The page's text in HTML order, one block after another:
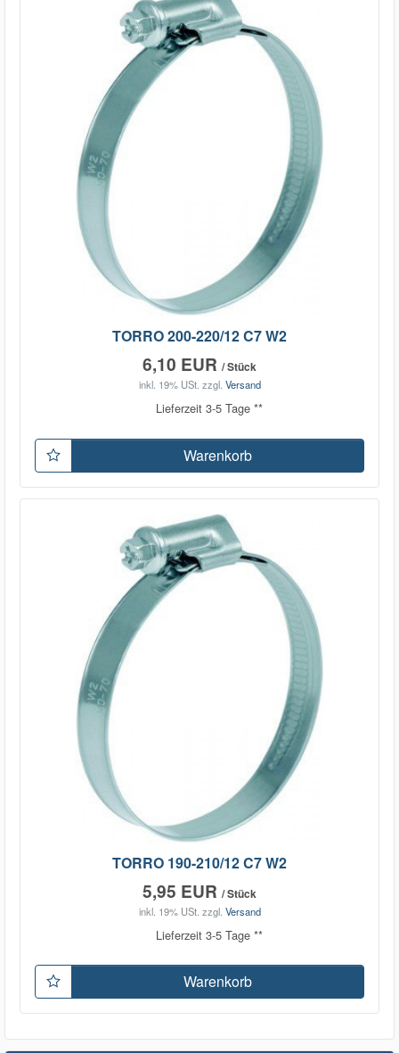
TORRO 200-220/12 C7 W2
6,10 EUR / Stück
inkl. 19% USt. zzgl. Versand
Lieferzeit 3-5 Tage **
Warenkorb
TORRO 190-210/12 C7 W2
5,95 EUR / Stück
inkl. 19% USt. zzgl. Versand
Lieferzeit 3-5 Tage **
Warenkorb